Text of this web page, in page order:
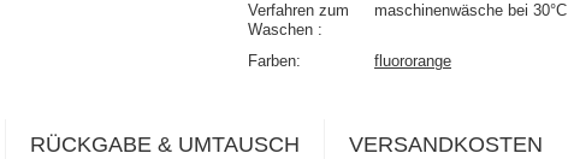
Verfahren zum
Waschen
maschinenwäsche bei 30°C
Farben fluororange
RÜCKGABE & UMTAUSCH VERSANDKOSTEN